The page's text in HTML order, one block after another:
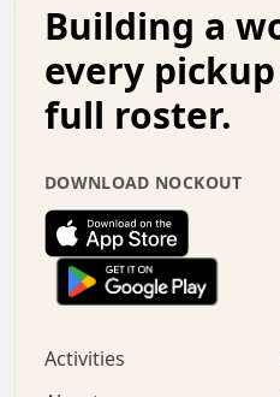
.   .   .   .   .   .
.   .   .   .   +   .
.   :   .   .   .   .   .
.   .   x   .   .   .
.   .   .   .   :   .   .
.   .   .   .   .   .   .
.   .   .   .   .   .   .
.   .   .   .   .   :
.   .   .   .   .   .
.   .   :   o   .   .
.   o   .   .   .   .
+   .   o   .   .   .
Building a
every
full roster.
DOWNLOAD NOCKOUT
Activities